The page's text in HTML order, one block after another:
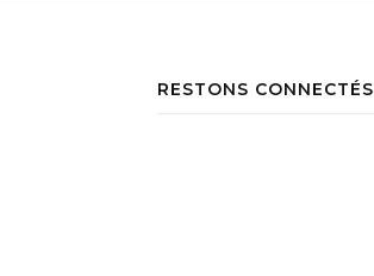
RESTONS CONNECTÉS